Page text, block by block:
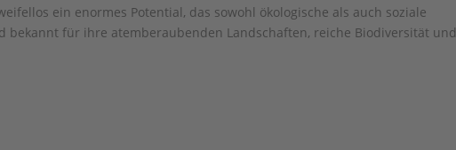
ein enormes Potential, das sowohl ökologische als auch soziale
bekannt für ihre atemberaubenden Landschaften, reiche Biodiversität und